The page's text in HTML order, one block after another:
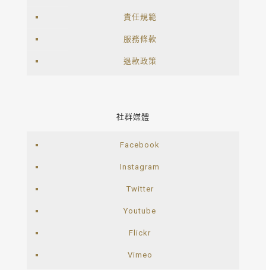
責任規範
服務條款
退款政策
社群媒體
Facebook
Instagram
Twitter
Youtube
Flickr
Vimeo